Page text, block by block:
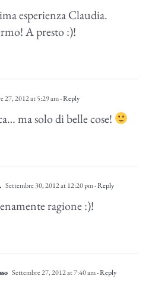
esperienza Claudia.
A presto :)!
27, 2012 at 5:29 am- Reply
ma solo di belle cose!
Settembre 30, 2012 at 12:20 pm- Reply
ragione :)!
Settembre 27, 2012 at 7:40 am- Reply